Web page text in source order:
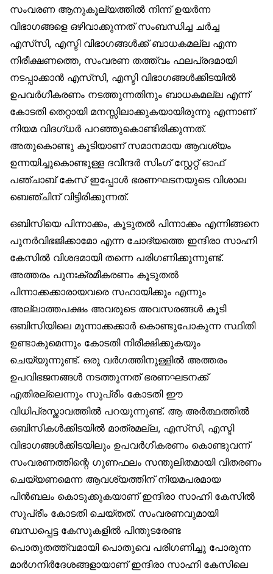
സംവരണ ആനുകൂല്യത്തിൽ നിന്ന് ഉയർന്ന
വിഭാഗങ്ങളെ ഒഴിവാക്കുന്നത് സംബന്ധിച്ച ചർച്ച
എസ്‌സി, എസ്ടി വിഭാഗങ്ങൾക്ക് ബാധകമല്ല എന്ന
നിരീക്ഷണത്തെ, സംവരണ തത്ത്വം ഫലപ്രദമായി
നടപ്പാക്കാൻ എസ്‌സി, എസ്ടി വിഭാഗങ്ങൾക്കിടയിൽ
ഉപവർഗീകരണം നടത്തുന്നതിനും ബാധകമല്ല എന്ന്
കോടതി തെറ്റായി മനസ്സിലാക്കുകയായിരുന്നു എന്നാണ്
നിയമ വിദഗ്ധർ പറഞ്ഞുകൊണ്ടിരിക്കുന്നത്.
അതുകൊണ്ടു കൂടിയാണ് സമാനമായ ആവശ്യം
ഉന്നയിച്ചുകൊണ്ടുള്ള ദവീന്ദർ സിംഗ് സ്റ്റേറ്റ് ഓഫ്
പഞ്ചാബ് കേസ് ഇപ്പോൾ ഭരണഘടനയുടെ വിശാല
ബെഞ്ചിന് വിട്ടിരിക്കുന്നത്.
ഒബിസിയെ പിന്നാക്കം, കൂടുതൽ പിന്നാക്കം എന്നിങ്ങനെ
പുനർവിഭജിക്കാമോ എന്ന ചോദ്യത്തെ ഇന്ദിരാ സാഹ്നി
കേസിൽ വിശദമായി തന്നെ പരിഗണിക്കുന്നുണ്ട്.
അത്തരം പുനഃക്രമീകരണം കൂടുതൽ
പിന്നാക്കക്കാരായവരെ സഹായിക്കും എന്നും
അല്ലാത്തപക്ഷം അവരുടെ അവസരങ്ങൾ കൂടി
ഒബിസിയിലെ മുന്നാക്കക്കാർ കൊണ്ടുപോകുന്ന സ്ഥിതി
ഉണ്ടാകുമെന്നും കോടതി നിരീക്ഷിക്കുകയും
ചെയ്യുന്നുണ്ട്. ഒരു വർഗത്തിനുള്ളിൽ അത്തരം
ഉപവിഭജനങ്ങൾ നടത്തുന്നത് ഭരണഘടനക്ക്
എതിരല്ലെന്നും സുപ്രീം കോടതി ഈ
വിധിപ്രസ്താവത്തിൽ പറയുന്നുണ്ട്. ആ അർത്ഥത്തിൽ
ഒബിസികൾക്കിടയിൽ മാത്രമല്ല, എസ്‌സി, എസ്ടി
വിഭാഗങ്ങൾക്കിടയിലും ഉപവർഗീകരണം കൊണ്ടുവന്ന്
സംവരണത്തിന്റെ ഗുണഫലം സന്തുലിതമായി വിതരണം
ചെയ്യണമെന്ന ആവശ്യത്തിന് നിയമപരമായ
പിൻബലം കൊടുക്കുകയാണ് ഇന്ദിരാ സാഹ്നി കേസിൽ
സുപ്രീം കോടതി ചെയ്തത്. സംവരണവുമായി
ബന്ധപ്പെട്ട കേസുകളിൽ പിന്തുടരേണ്ട
പൊതുതത്ത്വമായി പൊതുവെ പരിഗണിച്ചു പോരുന്ന
മാർഗനിർദേശങ്ങളായാണ് ഇന്ദിരാ സാഹ്നി കേസിലെ